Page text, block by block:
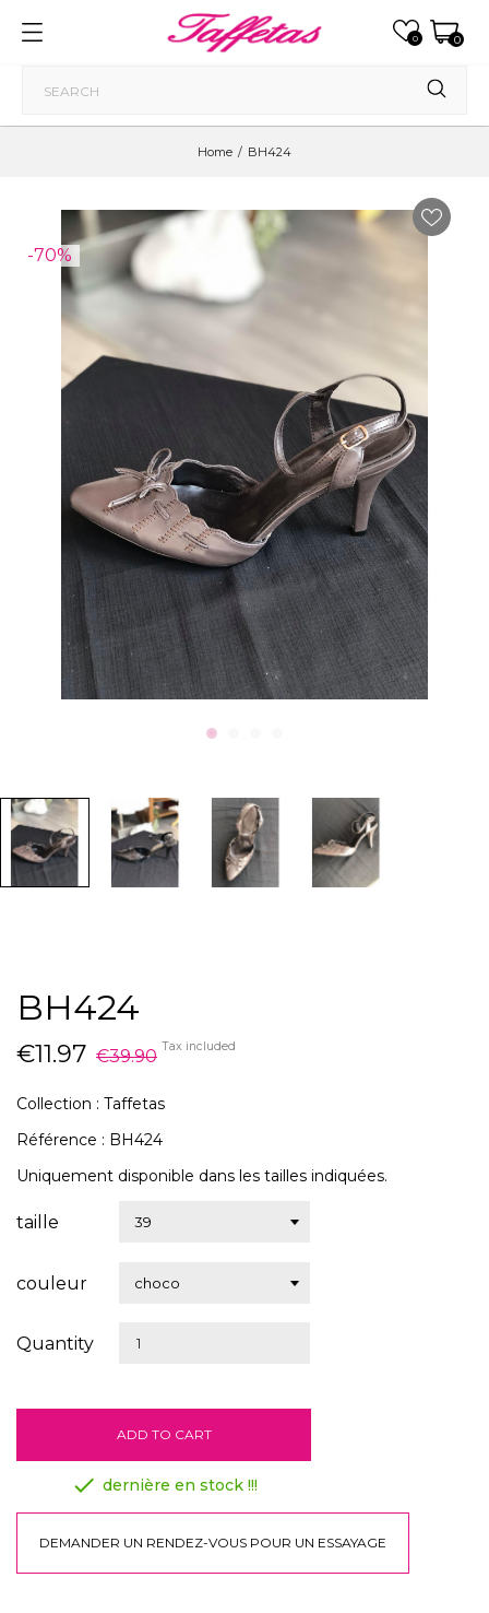
0
0
Home BH424
-70%
BH424
€11.97 €39.90 Tax included
Collection : Taffetas
Référence : BH424
Uniquement disponible dans les tailles indiquées.
taille
couleur
Quantity
ADD TO CART
 dernière en stock !!!
DEMANDER UN RENDEZ-VOUS POUR UN ESSAYAGE